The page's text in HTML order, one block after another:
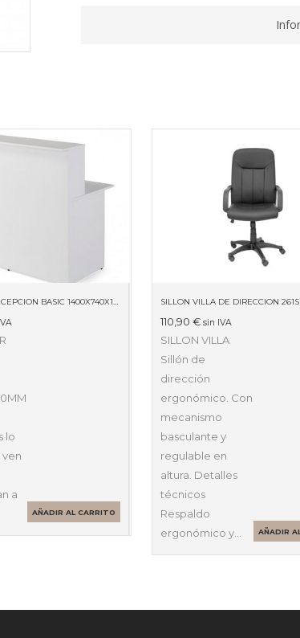
MOSTRADOR RECEPCION BASIC 1400X740X1150MM BLANCO
lo
a
AÑADIR AL CARRITO
SILLON VILLA DE DIRECCION
110,90 € sin IVA
SILLON VILLA
Sillón de
dirección
ergonómico. Con
mecanismo
basculante y
regulable en
altura. Detalles
técnicos
Respaldo
ergonómico y…
AÑADIR